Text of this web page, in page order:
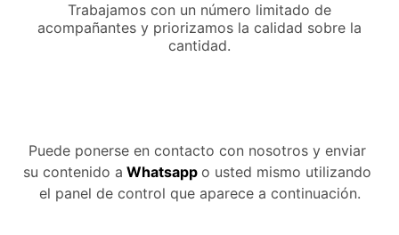
Trabajamos con un número limitado de
acompañantes y priorizamos la calidad sobre la
cantidad.
Puede ponerse en contacto con nosotros y enviar
su contenido a Whatsapp o usted mismo utilizando
el panel de control que aparece a continuación.